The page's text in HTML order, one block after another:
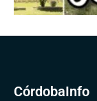
CórdobaInfo